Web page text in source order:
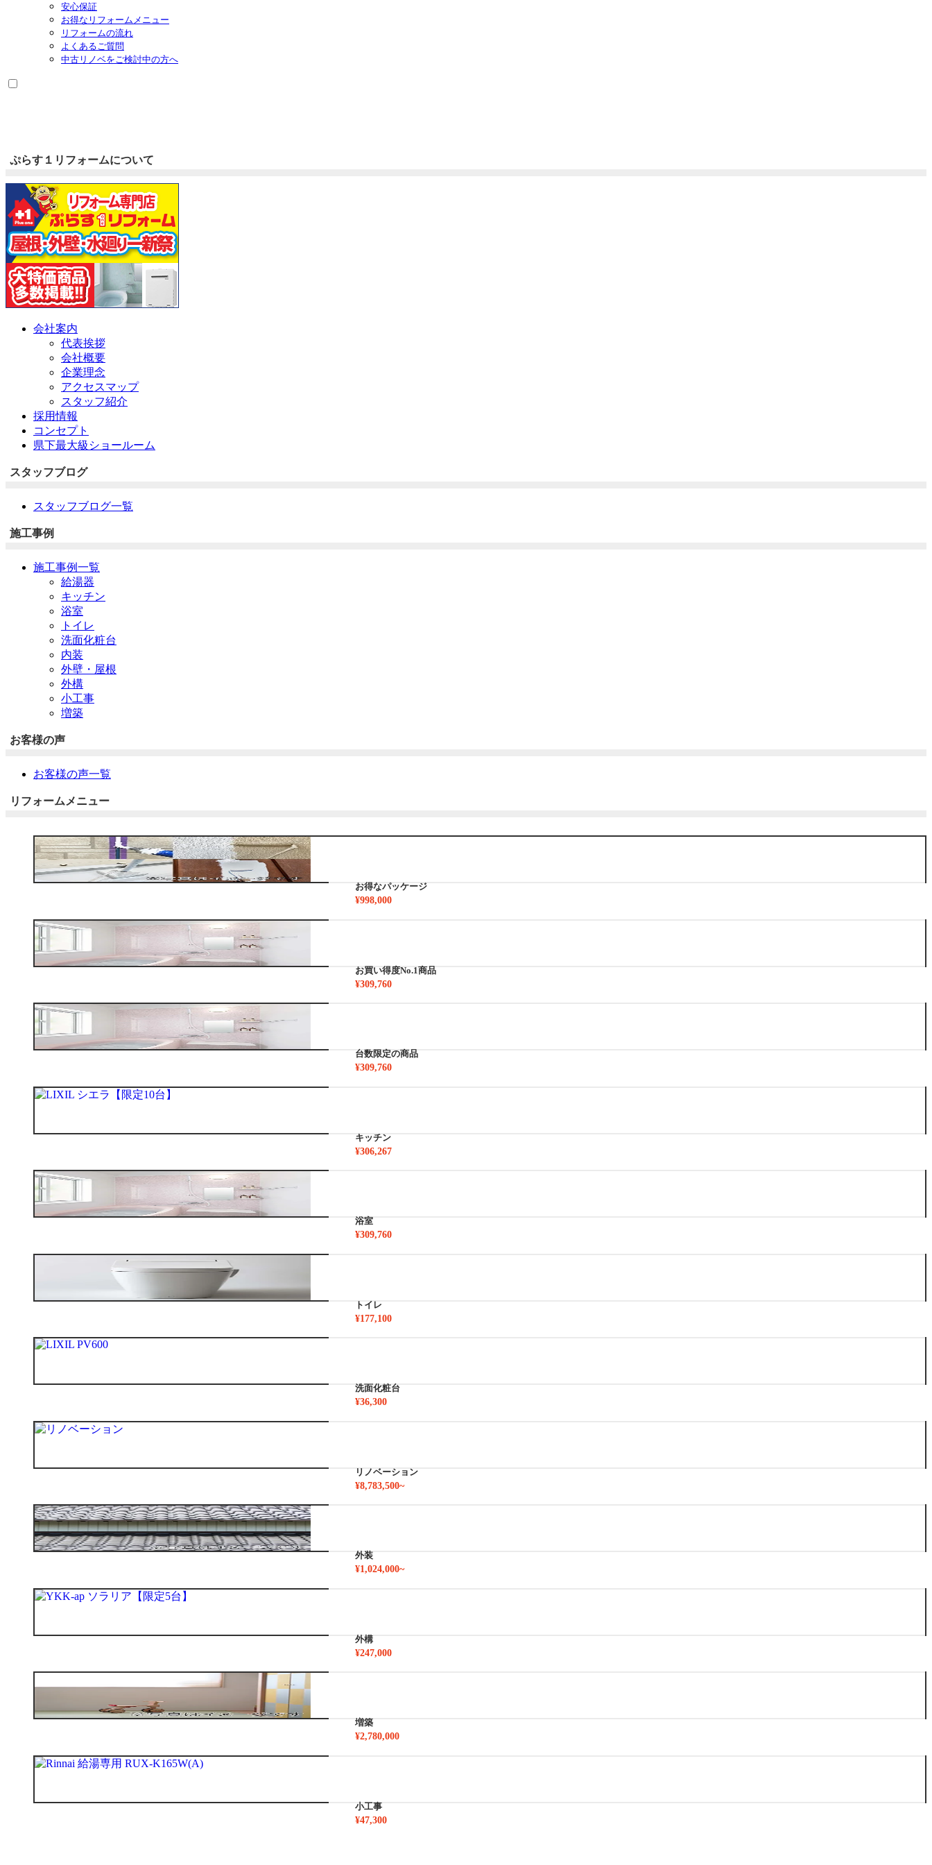
安心保証
お得なリフォームメニュー
リフォームの流れ
よくあるご質問
中古リノベをご検討中の方へ
ぷらす１リフォームについて
会社案内
代表挨拶
会社概要
企業理念
アクセスマップ
スタッフ紹介
採用情報
コンセプト
県下最大級ショールーム
スタッフブログ
スタッフブログ一覧
施工事例
施工事例一覧
給湯器
キッチン
浴室
トイレ
洗面化粧台
内装
外壁・屋根
外構
小工事
増築
お客様の声
お客様の声一覧
リフォームメニュー
お得なパッケージ
¥998,000
お買い得度No.1商品
¥309,760
台数限定の商品
¥309,760
キッチン
¥306,267
浴室
¥309,760
トイレ
¥177,100
洗面化粧台
¥36,300
リノベーション
¥8,783,500~
外装
¥1,024,000~
外構
¥247,000
増築
¥2,780,000
小工事
¥47,300